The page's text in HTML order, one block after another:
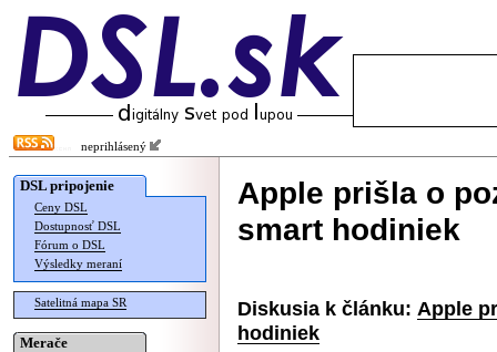
neprihlásený
DSL pripojenie
Ceny DSL
Dostupnosť DSL
Fórum o DSL
Výsledky meraní
Satelitná mapa SR
Merače
Apple prišla o
smart hodiniek
Diskusia k článku: Apple
hodiniek